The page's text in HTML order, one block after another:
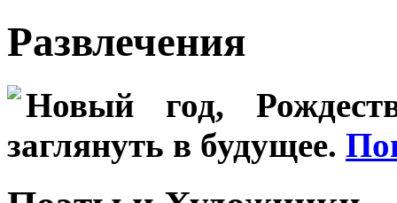
Развлечения
Новый год,
заглянуть в будущее.